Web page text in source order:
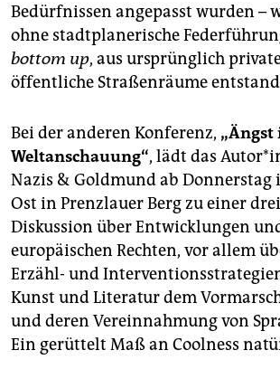
Bedürfnissen angepasst wurden –
ohne stadtplanerische
bottom up, aus ursprünglich
öffentliche Straßenräume
Bei der anderen Konferenz, „Ängst
Weltanschauung“, lädt das
Nazis & Goldmund ab Donnerstag
Ost in Prenzlauer Berg zu einer
Diskussion über Entwicklungen
europäischen Rechten, vor allem
Erzähl- und
Kunst und Literatur dem
und deren Vereinnahmung von
Ein gerüttelt Maß an Coolness